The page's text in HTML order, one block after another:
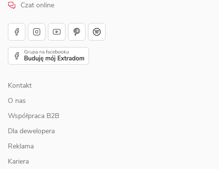
Czat online
Kontakt
O nas
Współpraca B2B
Dla dewelopera
Reklama
Kariera